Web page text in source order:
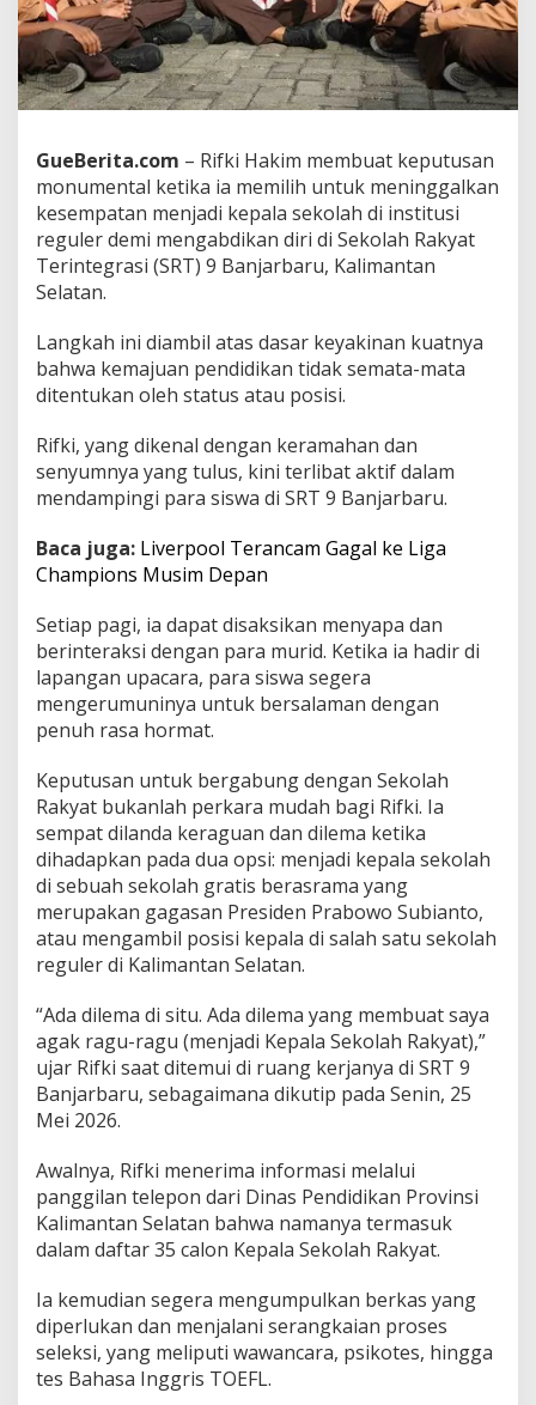
i
n
g
g
a
a
n
Z
o
n
a
a
a
n
e
m
i
M
n
g
b
d
d
i
o
l
a
h
a
k
y
a
GueBerita.com – Rifki Hakim membuat keputusan
monumental ketika ia memilih untuk meninggalkan
kesempatan menjadi kepala sekolah di institusi
reguler demi mengabdikan diri di Sekolah Rakyat
Terintegrasi (SRT) 9 Banjarbaru, Kalimantan
Selatan.
Langkah ini diambil atas dasar keyakinan kuatnya
bahwa kemajuan pendidikan tidak semata-mata
ditentukan oleh status atau posisi.
Rifki, yang dikenal dengan keramahan dan
senyumnya yang tulus, kini terlibat aktif dalam
mendampingi para siswa di SRT 9 Banjarbaru.
Baca juga: Liverpool Terancam Gagal ke Liga
Champions Musim Depan
Setiap pagi, ia dapat disaksikan menyapa dan
berinteraksi dengan para murid. Ketika ia hadir di
lapangan upacara, para siswa segera
mengerumuninya untuk bersalaman dengan
penuh rasa hormat.
Keputusan untuk bergabung dengan Sekolah
Rakyat bukanlah perkara mudah bagi Rifki. Ia
sempat dilanda keraguan dan dilema ketika
dihadapkan pada dua opsi: menjadi kepala sekolah
di sebuah sekolah gratis berasrama yang
merupakan gagasan Presiden Prabowo Subianto,
atau mengambil posisi kepala di salah satu sekolah
reguler di Kalimantan Selatan.
“Ada dilema di situ. Ada dilema yang membuat saya
agak ragu-ragu (menjadi Kepala Sekolah Rakyat),”
ujar Rifki saat ditemui di ruang kerjanya di SRT 9
Banjarbaru, sebagaimana dikutip pada Senin, 25
Mei 2026.
Awalnya, Rifki menerima informasi melalui
panggilan telepon dari Dinas Pendidikan Provinsi
Kalimantan Selatan bahwa namanya termasuk
dalam daftar 35 calon Kepala Sekolah Rakyat.
Ia kemudian segera mengumpulkan berkas yang
diperlukan dan menjalani serangkaian proses
seleksi, yang meliputi wawancara, psikotes, hingga
tes Bahasa Inggris TOEFL.